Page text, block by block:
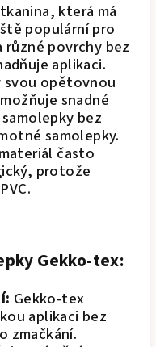
která má
populární pro
povrchy bez
aplikaci.
svou opětovnou
snadné
bez
samolepky.
často
protože
Gekko-tex:
Gekko-tex
aplikaci bez
zmačkání.